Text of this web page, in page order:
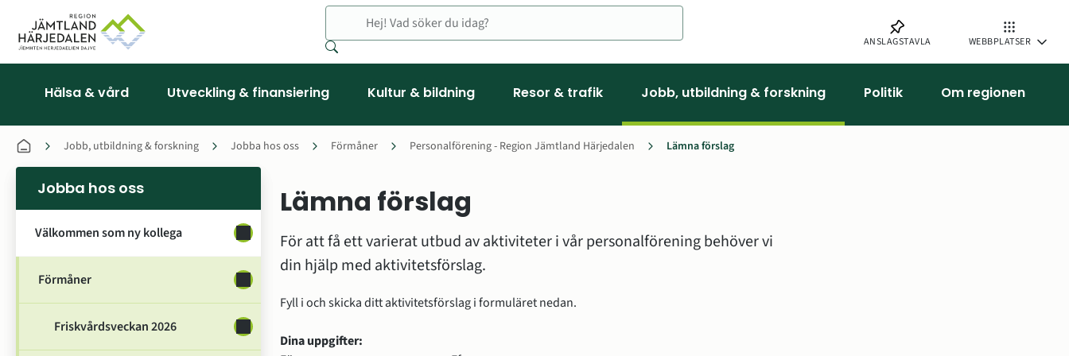
ANSLAGSTAVLA WEBBPLATSER
Hälsa & vård Utveckling & finansiering Kultur & bildning Resor & trafik Jobb, utbildning & forskning Politik Om regionen
Jobb, utbildning & forskning Jobba hos oss Förmåner Personalförening - Region Jämtland Härjedalen Lämna förslag
Jobba hos oss
Välkommen som ny kollega Undersidor för Välkommen som ny kollega
Förmåner Undersidor för Förmåner
Friskvårdsveckan 2026 Undersidor för Friskvårdsveckan 2026
Lämna förslag
För att få ett varierat utbud av aktiviteter i vår personalförening behöver vi
din hjälp med aktivitetsförslag.
Fyll i och skicka ditt aktivitetsförslag i formuläret nedan.
Dina uppgifter: